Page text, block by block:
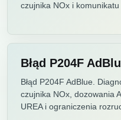
czujnika NOx i komunikatu
Błąd P204F
Błąd P204F AdBlue.
czujnika NOx, dozowania
UREA i ograniczenia